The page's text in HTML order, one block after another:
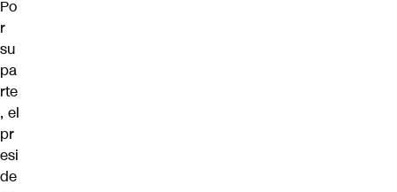
Po
r
su
pa
rte
, el
pr
esi
de